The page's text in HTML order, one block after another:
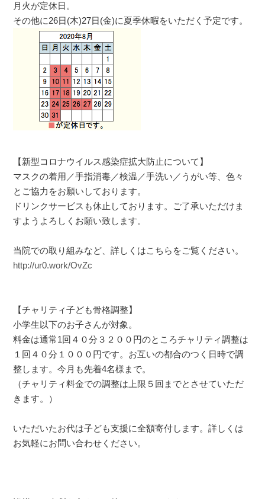
月火が定休日。
その他に26日(木)27日(金)に夏季休暇をいただく予定です。
【新型コロナウイルス感染症拡大防止について】
マスクの着用／手指消毒／検温／手洗い／うがい等、色々
とご協力をお願いしております。
ドリンクサービスも休止しております。ご了承いただけま
すようよろしくお願い致します。
当院での取り組みなど、詳しくはこちらをご覧ください。
http://ur0.work/OvZc
【チャリティ子ども骨格調整】
小学生以下のお子さんが対象。
料金は通常1回４０分３２００円のところチャリティ調整は
１回４０分１０００円です。お互いの都合のつく日時で調
整します。今月も先着4名様まで。
（チャリティ料金での調整は上限５回までとさせていただ
きます。）
いただいたお代は子ども支援に全額寄付します。詳しくは
お気軽にお問い合わせください。